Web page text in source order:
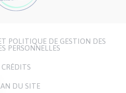
POLITIQUE DE GESTION DES
PERSONNELLES
CRÉDITS
DU SITE